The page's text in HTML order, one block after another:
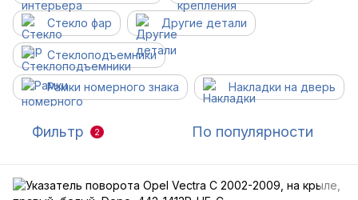
Стекло фар Другие детали
Cтеклоподъемники
Рамки номерного знака Накладки на дверь
Фильтр 2 По популярности